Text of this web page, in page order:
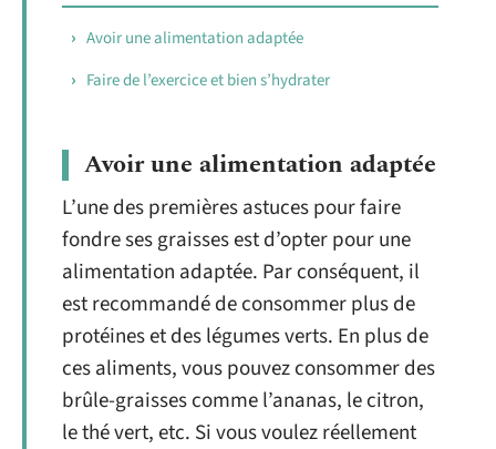
Avoir une alimentation adaptée
Faire de l’exercice et bien s’hydrater
Avoir une alimentation adaptée
L’une des premières astuces pour faire
fondre ses graisses est d’opter pour une
alimentation adaptée. Par conséquent, il
est recommandé de consommer plus de
protéines et des légumes verts. En plus de
ces aliments, vous pouvez consommer des
brûle-graisses comme l’ananas, le citron,
le thé vert, etc. Si vous voulez réellement